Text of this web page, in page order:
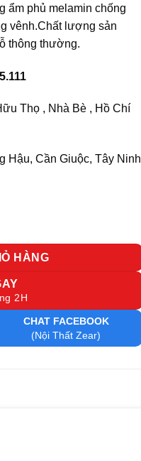
ẩm phủ melamin chống
vênh.Chất lượng sản
thông thường.
Thọ , Nhà Bè , Hồ Chí
Hậu, Cần Giuộc, Tây Ninh
HÀNG
2H
CHAT FACEBOOK
(Nội Thất Zear)